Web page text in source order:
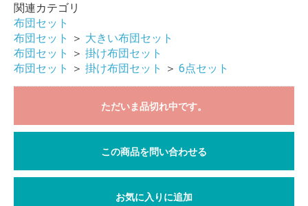
関連カテゴリ
布団セット
布団セット
＞ 大きい布団セット
布団セット
＞ 掛け布団セット
布団セット
＞ 掛け布団セット ＞ 6点セット
ただいま品切れ中です。
この商品を問い合わせる
お気に入りに追加